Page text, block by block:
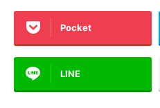
Pocket
LINE